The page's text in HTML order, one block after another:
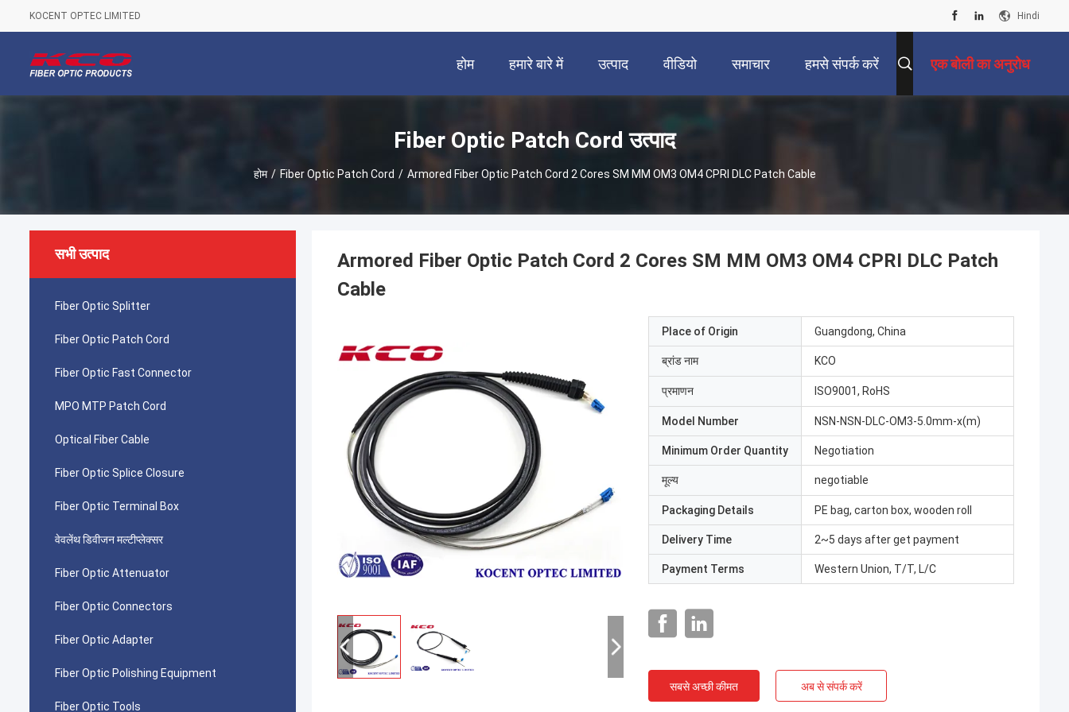
KOCENT OPTEC LIMITED Hindi
होम हमारे बारे में उत्पाद वीडियो समाचार हमसे संपर्क करें एक बोली का अनुरोध
Fiber Optic Patch Cord उत्पाद
होम / Fiber Optic Patch Cord / Armored Fiber Optic Patch Cord 2 Cores SM MM OM3 OM4 CPRI DLC Patch Cable
सभी उत्पाद
Fiber Optic Splitter
Fiber Optic Patch Cord
Fiber Optic Fast Connector
MPO MTP Patch Cord
Optical Fiber Cable
Fiber Optic Splice Closure
Fiber Optic Terminal Box
वेवलेंथ डिवीजन मल्टीप्लेक्सर
Fiber Optic Attenuator
Fiber Optic Connectors
Fiber Optic Adapter
Fiber Optic Polishing Equipment
Fiber Optic Tools
Armored Fiber Optic Patch Cord 2 Cores SM MM OM3 OM4 CPRI DLC Patch
Cable
Place of Origin Guangdong, China
ब्रांड नाम KCO
प्रमाणन ISO9001, RoHS
Model Number NSN-NSN-DLC-OM3-5.0mm-x(m)
Minimum Order Quantity Negotiation
मूल्य negotiable
Packaging Details PE bag, carton box, wooden roll
Delivery Time 2~5 days after get payment
Payment Terms Western Union, T/T, L/C
सबसे अच्छी कीमत अब से संपर्क करें